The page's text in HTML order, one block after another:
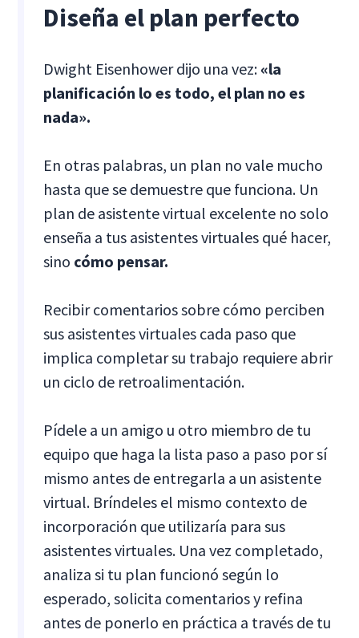
Diseña el plan perfecto
Dwight Eisenhower dijo una vez: «la
planificación lo es todo, el plan no es
nada».
En otras palabras, un plan no vale mucho
hasta que se demuestre que funciona. Un
plan de asistente virtual excelente no solo
enseña a tus asistentes virtuales qué hacer,
sino cómo pensar.
Recibir comentarios sobre cómo perciben
sus asistentes virtuales cada paso que
implica completar su trabajo requiere abrir
un ciclo de retroalimentación.
Pídele a un amigo u otro miembro de tu
equipo que haga la lista paso a paso por sí
mismo antes de entregarla a un asistente
virtual. Bríndeles el mismo contexto de
incorporación que utilizaría para sus
asistentes virtuales. Una vez completado,
analiza si tu plan funcionó según lo
esperado, solicita comentarios y refina
antes de ponerlo en práctica a través de tu